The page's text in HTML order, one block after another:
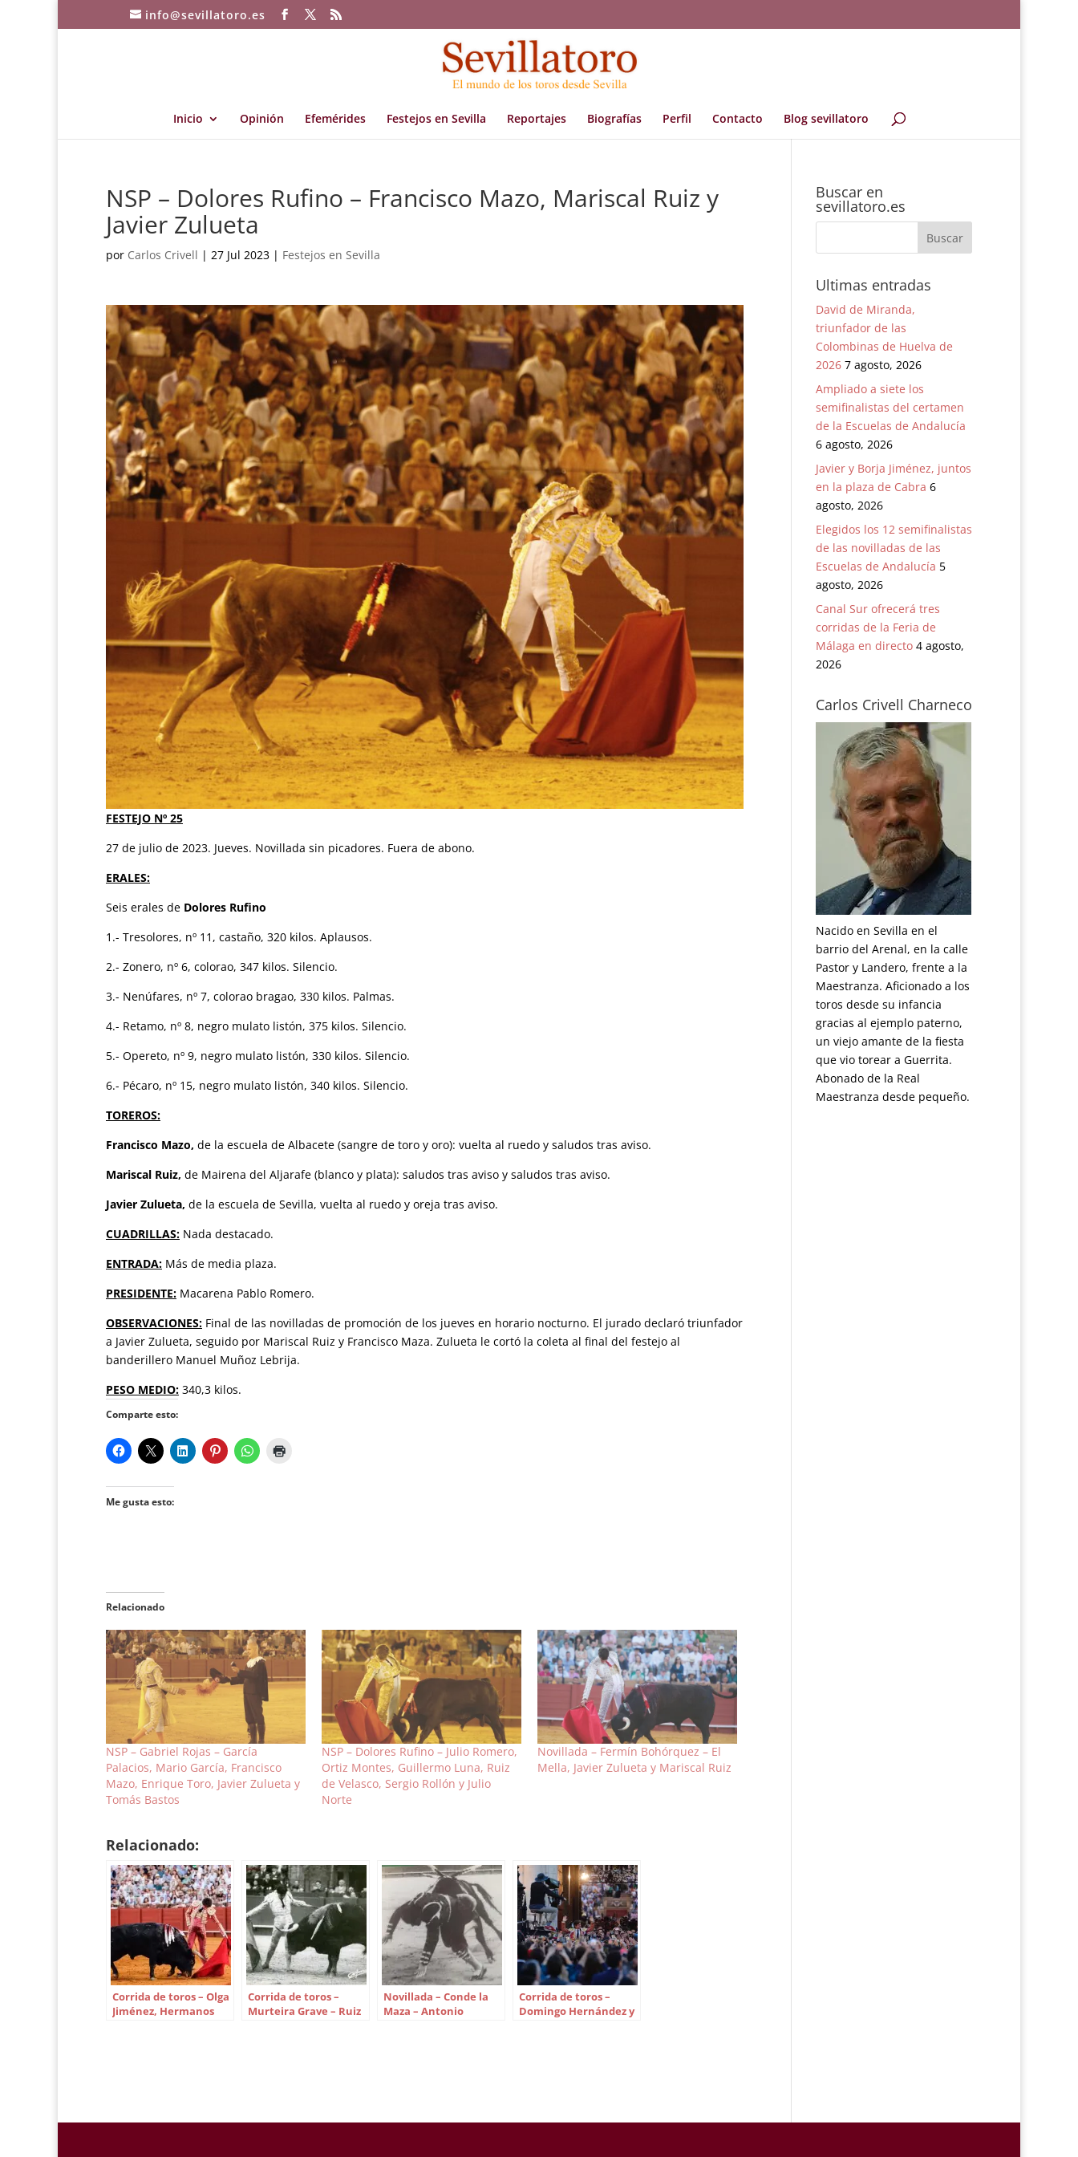
info@sevillatoro.es
Inicio Opinión Efemérides Festejos en Sevilla Reportajes Biografías Perfil Contacto Blog sevillatoro
NSP – Dolores Rufino – Francisco Mazo, Mariscal Ruiz y
Javier Zulueta
por Carlos Crivell | 27 Jul 2023 | Festejos en Sevilla
FESTEJO Nº 25
27 de julio de 2023. Jueves. Novillada sin picadores. Fuera de abono.
ERALES:
Seis erales de Dolores Rufino
1.- Tresolores, nº 11, castaño, 320 kilos. Aplausos.
2.- Zonero, nº 6, colorao, 347 kilos. Silencio.
3.- Nenúfares, nº 7, colorao bragao, 330 kilos. Palmas.
4.- Retamo, nº 8, negro mulato listón, 375 kilos. Silencio.
5.- Opereto, nº 9, negro mulato listón, 330 kilos. Silencio.
6.- Pécaro, nº 15, negro mulato listón, 340 kilos. Silencio.
TOREROS:
Francisco Mazo, de la escuela de Albacete (sangre de toro y oro): vuelta al ruedo y saludos tras aviso.
Mariscal Ruiz, de Mairena del Aljarafe (blanco y plata): saludos tras aviso y saludos tras aviso.
Javier Zulueta, de la escuela de Sevilla, vuelta al ruedo y oreja tras aviso.
CUADRILLAS: Nada destacado.
ENTRADA: Más de media plaza.
PRESIDENTE: Macarena Pablo Romero.
OBSERVACIONES: Final de las novilladas de promoción de los jueves en horario nocturno. El jurado declaró triunfador
a Javier Zulueta, seguido por Mariscal Ruiz y Francisco Maza. Zulueta le cortó la coleta al final del festejo al
banderillero Manuel Muñoz Lebrija.
PESO MEDIO: 340,3 kilos.
Comparte esto:
Me gusta esto:
Relacionado
NSP – Gabriel Rojas – García
Palacios, Mario García, Francisco
Mazo, Enrique Toro, Javier Zulueta y
Tomás Bastos
NSP – Dolores Rufino – Julio Romero,
Ortiz Montes, Guillermo Luna, Ruiz
de Velasco, Sergio Rollón y Julio
Norte
Novillada – Fermín Bohórquez – El
Mella, Javier Zulueta y Mariscal Ruiz
Relacionado:
Corrida de toros – Olga
Jiménez, Hermanos
Corrida de toros –
Murteira Grave – Ruiz
Novillada – Conde la
Maza – Antonio
Corrida de toros –
Domingo Hernández y
Buscar en
sevillatoro.es
Ultimas entradas
David de Miranda,
triunfador de las
Colombinas de Huelva de
2026 7 agosto, 2026
Ampliado a siete los
semifinalistas del certamen
de la Escuelas de Andalucía
6 agosto, 2026
Javier y Borja Jiménez, juntos
en la plaza de Cabra 6
agosto, 2026
Elegidos los 12 semifinalistas
de las novilladas de las
Escuelas de Andalucía 5
agosto, 2026
Canal Sur ofrecerá tres
corridas de la Feria de
Málaga en directo 4 agosto,
2026
Carlos Crivell Charneco
Nacido en Sevilla en el
barrio del Arenal, en la calle
Pastor y Landero, frente a la
Maestranza. Aficionado a los
toros desde su infancia
gracias al ejemplo paterno,
un viejo amante de la fiesta
que vio torear a Guerrita.
Abonado de la Real
Maestranza desde pequeño.